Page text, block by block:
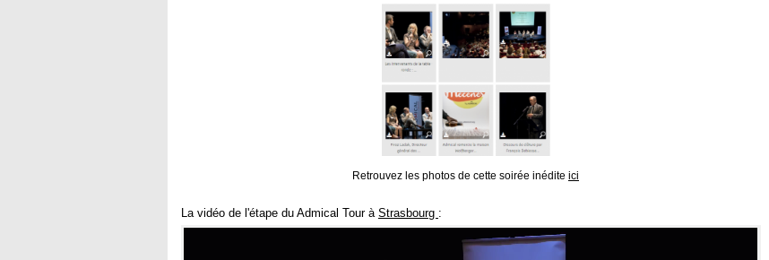
Retrouvez les photos de cette soirée inédite ici
La vidéo de l'étape du Admical Tour à Strasbourg :